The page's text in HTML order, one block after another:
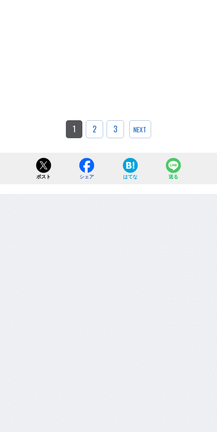
1 2 3 NEXT
ポスト シェア はてな 送る